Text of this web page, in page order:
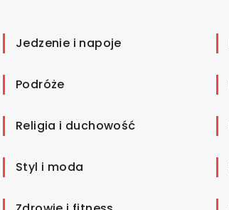
Jedzenie i napoje
Podróże
Religia i duchowość
Styl i moda